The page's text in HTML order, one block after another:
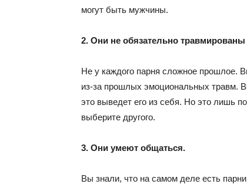
могут быть мужчины.
2. Они не обязательно
Не у каждого парня сложное прошлое.
из-за прошлых эмоциональных травм.
это выведет его из себя. Но это лишь
выберите другого.
3. Они умеют общаться.
Вы знали, что на самом деле есть